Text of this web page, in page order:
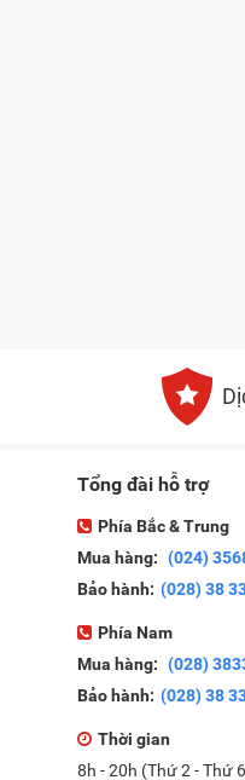
Tổng đài hỗ trợ
Phía Bắc & Trung
Mua hàng: (024)
Bảo hành: (028) 38
Phía Nam
Mua hàng: (028)
Bảo hành: (028) 38
Thời gian
8h - 20h (Thứ 2 - Thứ